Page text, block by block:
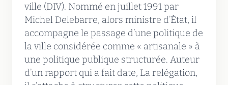
ville (DIV). Nommé en juillet 1991 par
Michel Delebarre, alors ministre d’État, il
accompagne le passage d’une politique de
la ville considérée comme « artisanale » à
une politique publique structurée. Auteur
d’un rapport qui a fait date, La relégation,